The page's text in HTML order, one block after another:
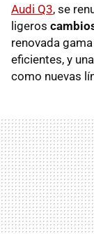
Audi Q3, se
ligeros
renovada
eficientes, y una
como nuevas